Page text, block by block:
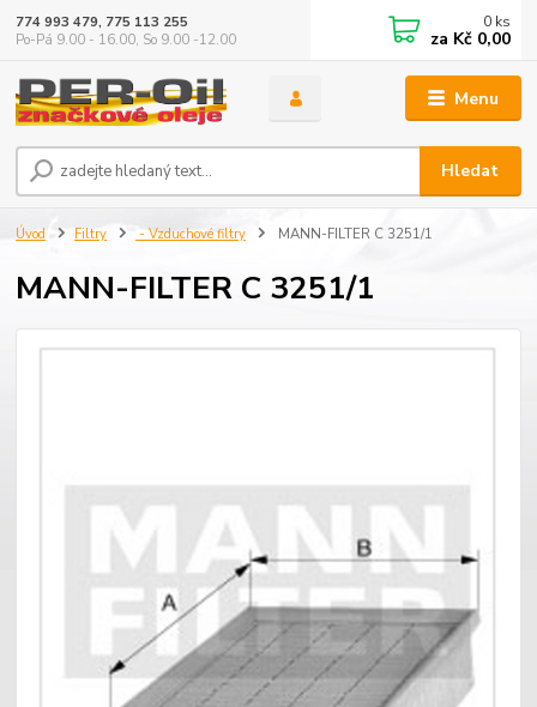
Menu
Hledat
774 993 479, 775 113 255
Po-Pá 9.00 - 16.00, So 9.00 -12.00
0 ks
za Kč 0,00
Úvod Filtry - Vzduchové filtry MANN-FILTER C 3251/1
MANN-FILTER C 3251/1